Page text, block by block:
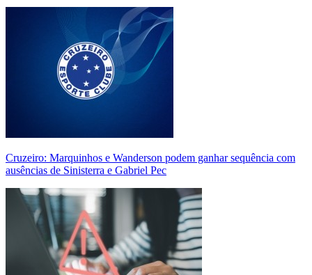
Cruzeiro: Marquinhos e Wanderson podem ganhar sequência com
ausências de Sinisterra e Gabriel Pec